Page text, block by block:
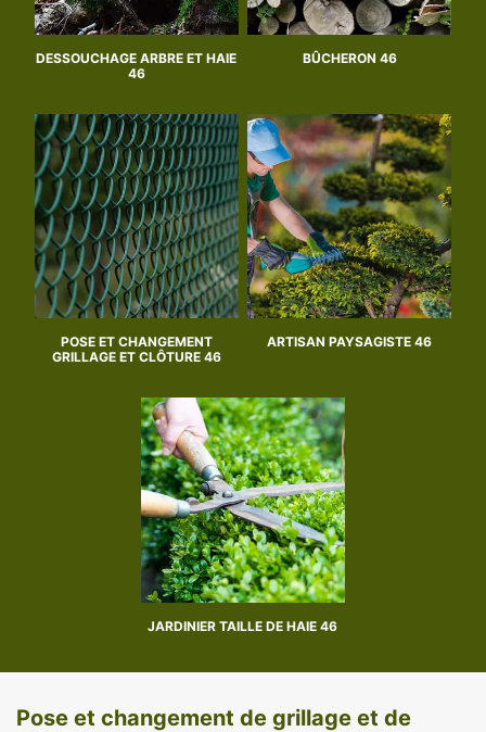
DESSOUCHAGE ARBRE ET HAIE
46
BÛCHERON 46
POSE ET CHANGEMENT
GRILLAGE ET CLÔTURE 46
ARTISAN PAYSAGISTE 46
JARDINIER TAILLE DE HAIE 46
Pose et changement de grillage et de